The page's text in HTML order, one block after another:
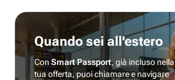
Quando sei all'estero
ConSmart Passport, già incluso nella
tua offerta, puoi chiamare e navigare